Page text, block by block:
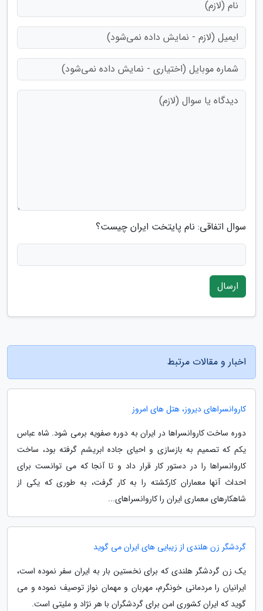
سوال اتفاقی: نام پایتخت ایران چیست؟
ارسال
اخبار و مقالات مرتبط
کاروانسراهای دیروز، هتل های امروز
دوره ساخت کاروانسراها در ایران به دوره صفویه برمی شود. شاه عباس
یکم که تصمیم به بازسازی و احیای جاده ابریشم گرفته بود، ساخت
کاروانسراها را در دستور کار قرار داد و تا آنجا که می توانست برای
احداث آنها معماران کارکشته را به کار گرفت، به طوری که یکی از
شاهکارهای معماری ایران را کاروانسراهای...
گردشگر زن هلندی از زیبایی های ایران می گوید
یک زن گردشگر هلندی که برای نخستین بار به ایران سفر نموده است،
ایرانیان را مردمانی خونگرم، مهربان و مهمان نواز توصیف نموده و می
گوید که ایران کشوری امن برای گردشگران با هر نژاد و ملیتی است.